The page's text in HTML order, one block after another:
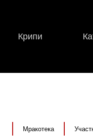
Крипи
Мракотека